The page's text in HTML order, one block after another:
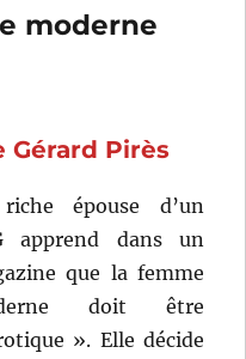
moderne
Gérard Pirès
épouse d’un
apprend dans un
que la femme
doit être
». Elle décide